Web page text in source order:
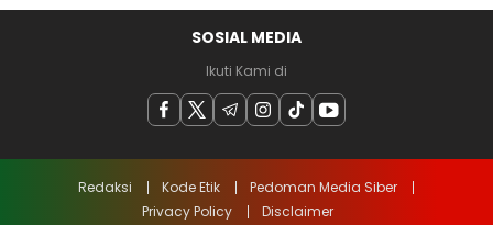
SOSIAL MEDIA
Ikuti Kami di
Redaksi Kode Etik
Pedoman Media Siber
Privacy Policy
Disclaimer